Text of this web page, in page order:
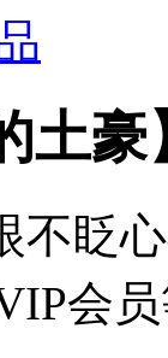
土豪
不眨
会